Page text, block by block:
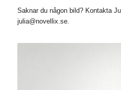
Saknar du någon bild? Kontakta
julia@novellix.se.